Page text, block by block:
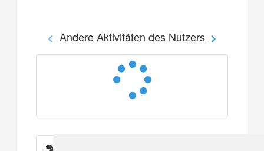
Andere Aktivitäten des Nutzers